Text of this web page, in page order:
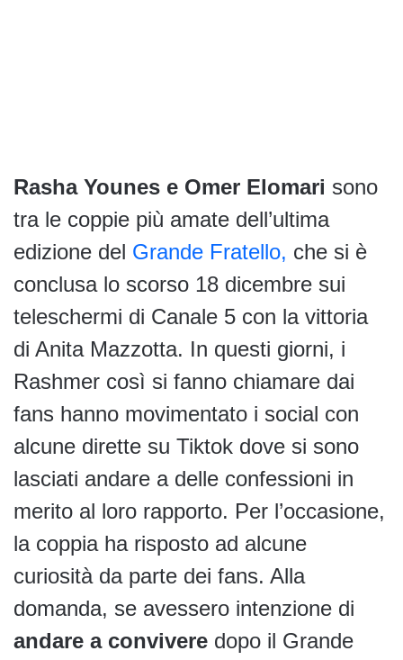
Rasha Younes e Omer Elomari sono
tra le coppie più amate dell’ultima
edizione del Grande Fratello, che si è
conclusa lo scorso 18 dicembre sui
teleschermi di Canale 5 con la vittoria
di Anita Mazzotta. In questi giorni, i
Rashmer così si fanno chiamare dai
fans hanno movimentato i social con
alcune dirette su Tiktok dove si sono
lasciati andare a delle confessioni in
merito al loro rapporto. Per l’occasione,
la coppia ha risposto ad alcune
curiosità da parte dei fans. Alla
domanda, se avessero intenzione di
andare a convivere dopo il Grande